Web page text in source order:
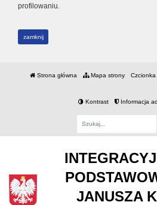
profilowaniu.
zamknij
Strona główna Mapa strony Czcionka
Kontrast Informacja
JANUSZA